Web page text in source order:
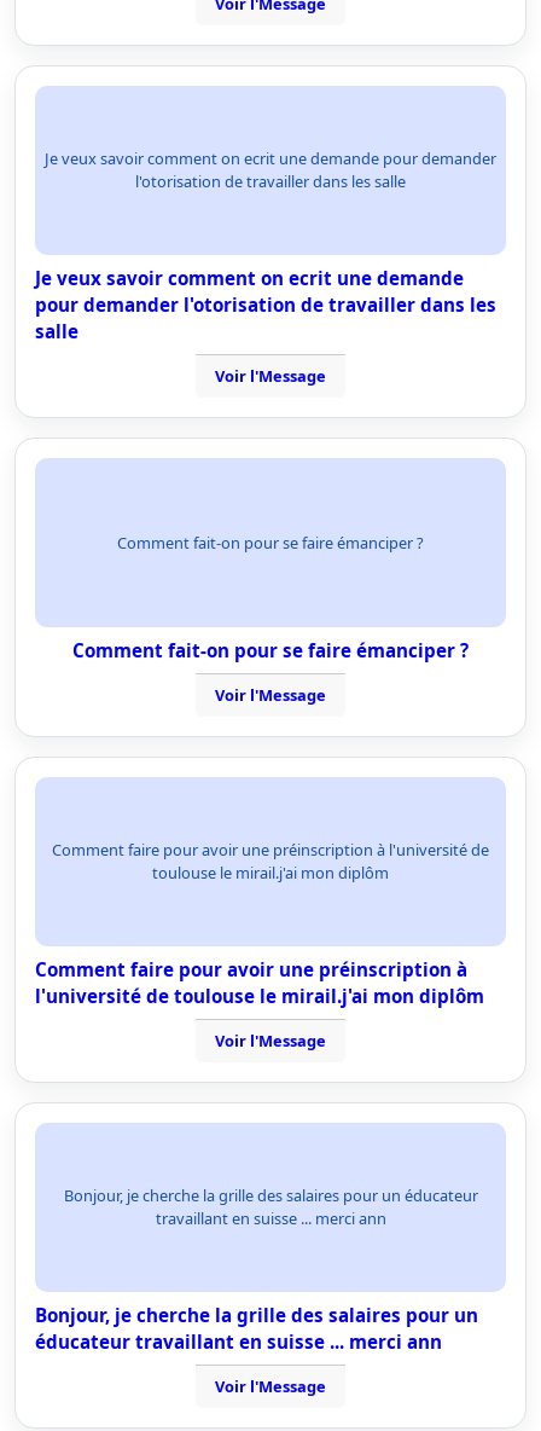
Je veux savoir comment on ecrit une demande pour demander
l'otorisation de travailler dans les salle
Je veux savoir comment on ecrit une demande
pour demander l'otorisation de travailler dans les
salle
Voir l'Message
Comment fait-on pour se faire émanciper ?
Comment fait-on pour se faire émanciper ?
Voir l'Message
Comment faire pour avoir une préinscription à l'université de
toulouse le mirail.j'ai mon diplôm
Comment faire pour avoir une préinscription à
l'université de toulouse le mirail.j'ai mon diplôm
Voir l'Message
Bonjour, je cherche la grille des salaires pour un éducateur
travaillant en suisse ... merci ann
Bonjour, je cherche la grille des salaires pour un
éducateur travaillant en suisse ... merci ann
Voir l'Message